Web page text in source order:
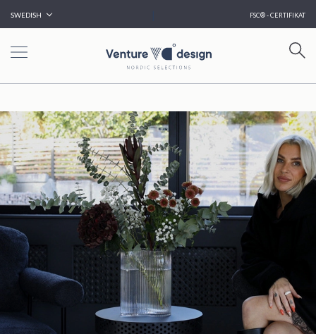
SWEDISH FSC® - CERTIFIKAT